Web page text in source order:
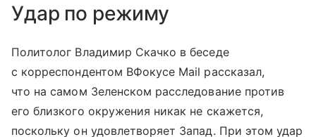
Удар по режиму
Политолог Владимир Скачко в беседе
с корреспондентом ВФокусе Mail рассказал,
что на самом Зеленском расследование против
его близкого окружения никак не скажется,
поскольку он удовлетворяет Запад. При этом удар